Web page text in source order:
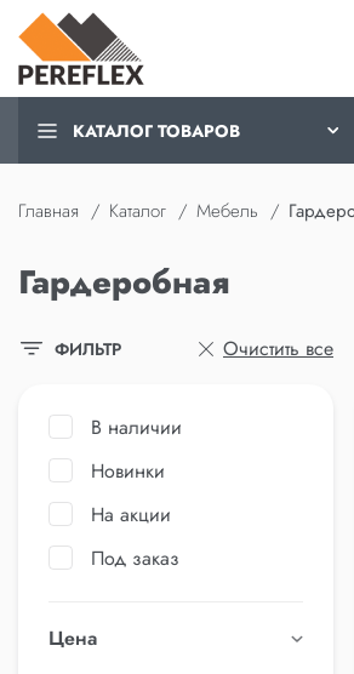
КАТАЛОГ ТОВАРОВ
Главная Каталог Мебель
Гардеробная
ФИЛЬТР Очистить все
В наличии
Новинки
На акции
Под заказ
Цена